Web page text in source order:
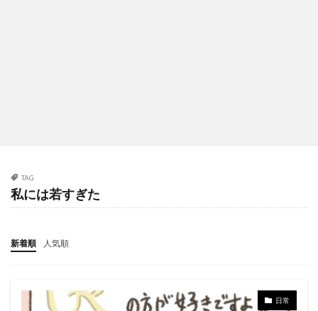
TAG
私には若すぎた
新着順 人気順
日常